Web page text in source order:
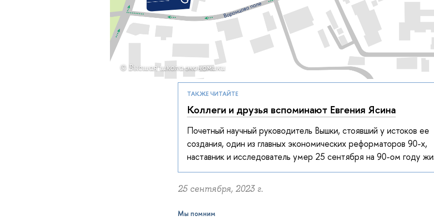
© Высшая школа экономики
ТАКЖЕ ЧИТАЙТЕ
Коллеги и друзья вспоминают Евгения Ясина
Почетный научный руководитель Вышки, стоявший у истоков ее
создания, один из главных экономических реформаторов 90-х,
наставник и исследователь умер 25 сентября на 90-ом году
25 сентября, 2023 г.
Мы помним